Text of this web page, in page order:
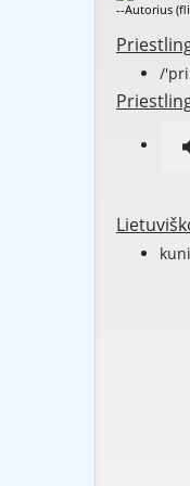
--Autorius
/